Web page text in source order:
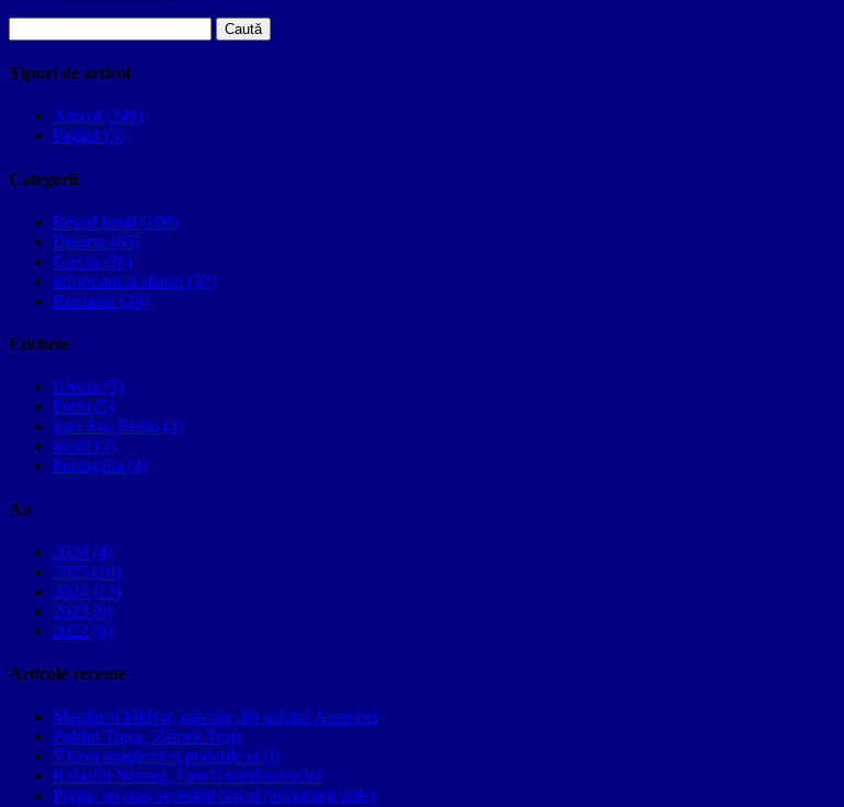
după:
Tipuri de articol
Articol (249)
Pagină (3)
Categorii
Restul lumii (100)
Diverse (65)
Grecia (38)
Informatii si sfaturi (37)
Romania (28)
Etichete
Grecia (5)
Porto (5)
gara Sao Bento (4)
istorii (4)
Portugalia (4)
An
2026 (4)
2025 (10)
2024 (12)
2023 (9)
2022 (8)
Articole recente
Mardin și Midyat, născute din nahitul Anatoliei
Palatul Troja, Zámek Troja
Vltava pragheză și podurile ei (I)
Kalaallit Nunaat, Țara Groenlandezilor
Praga, un oraș accesibil oricui (informații utile)